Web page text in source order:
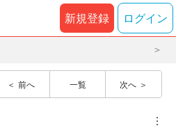
新規登録 ログイン
前へ 一覧 次へ
︙